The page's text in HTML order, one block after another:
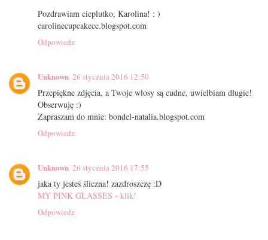
Pozdrawiam cieplutko, Karolina! : )
carolinecupcakecc.blogspot.com
Odpowiedz
Unknown 26 stycznia 2016 12:50
Przepiękne zdjęcia, a Twoje włosy są cudne, uwielbiam długie!
Obserwuję :)
Zapraszam do mnie: bondel-natalia.blogspot.com
Odpowiedz
Unknown 26 stycznia 2016 17:55
jaka ty jesteś śliczna! zazdroszczę :D
MY PINK GLASSES - klik!
Odpowiedz